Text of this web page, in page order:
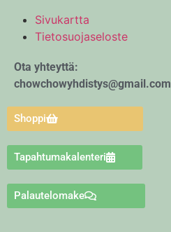
Sivukartta
Tietosuojaseloste
Ota yhteyttä:
chowchowyhdistys@gmail.com
Shoppi
Tapahtumakalenteri
Palautelomake